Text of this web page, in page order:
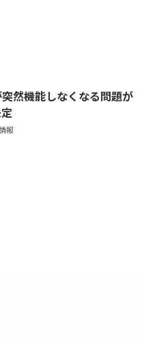
然機能しなくなる問題が
報